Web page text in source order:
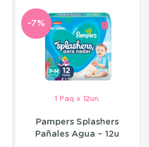
-7%
1 Paq x 12un.
Pampers Splashers
Pañales Agua – 12u